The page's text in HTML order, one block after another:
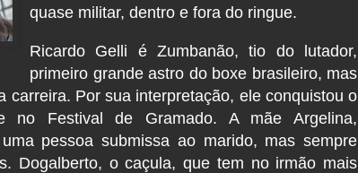
quase militar, dentro e fora do ringue.
Ricardo Gelli é Zumbanão, tio do lutador,
primeiro grande astro do boxe brasileiro, mas
carreira. Por sua interpretação, ele conquistou o
no Festival de Gramado. A mãe Argelina,
pessoa submissa ao marido, mas sempre
Dogalberto, o caçula, que tem no irmão mais